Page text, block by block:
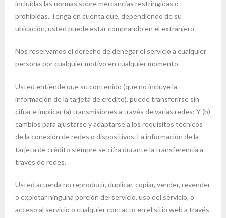
incluidas las normas sobre mercancías restringidas o
prohibidas. Tenga en cuenta que, dependiendo de su
ubicación, usted puede estar comprando en el extranjero.
Nos reservamos el derecho de denegar el servicio a cualquier
persona por cualquier motivo en cualquier momento.
Usted entiende que su contenido (que no incluye la
información de la tarjeta de crédito), puede transferirse sin
cifrar e implicar (a) transmisiones a través de varias redes; Y (b)
cambios para ajustarse y adaptarse a los requisitos técnicos
de la conexión de redes o dispositivos. La información de la
tarjeta de crédito siempre se cifra durante la transferencia a
través de redes.
Usted acuerda no reproducir, duplicar, copiar, vender, revender
o explotar ninguna porción del servicio, uso del servicio, o
acceso al servicio o cualquier contacto en el sitio web a través